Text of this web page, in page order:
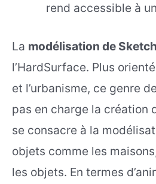
rend accessible à
La modélisation de
l’HardSurface. Plus
et l’urbanisme, ce genre
pas en charge la création
se consacre à la
objets comme les
les objets. En termes